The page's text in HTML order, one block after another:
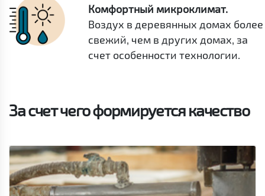
Комфортный микроклимат.
Воздух в деревянных домах более
свежий, чем в других домах, за
счет особенности технологии.
За счет чего формируется качество